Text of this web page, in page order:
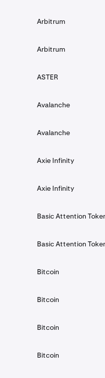
Arbitrum
Arbitrum
ASTER
Avalanche
Avalanche
Axie Infinity
Axie Infinity
Basic Attention
Basic Attention
Bitcoin
Bitcoin
Bitcoin
Bitcoin